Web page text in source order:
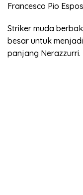
Francesco Pio
Striker muda
besar untuk
panjang Nerazzurri.